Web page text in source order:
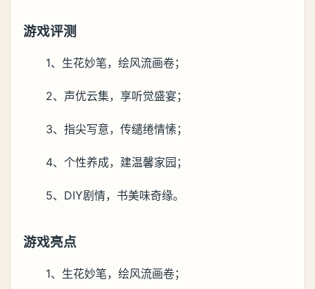
游戏评测
1、生花妙笔，绘风流画卷；
2、声优云集，享听觉盛宴；
3、指尖写意，传缱绻情愫；
4、个性养成，建温馨家园；
5、DIY剧情，书美味奇缘。
游戏亮点
1、生花妙笔，绘风流画卷；